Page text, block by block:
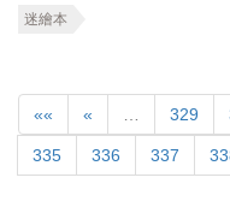
迷繪本
«« « 329
335 336 337